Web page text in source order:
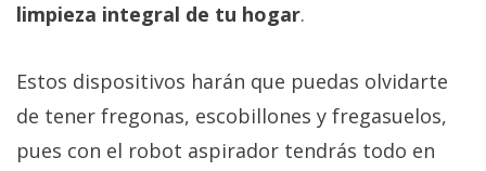
+
temas
Sorteos
limpieza integral de tu hogar.
Estos dispositivos harán que puedas olvidarte
de tener fregonas, escobillones y fregasuelos,
pues con el robot aspirador tendrás todo en